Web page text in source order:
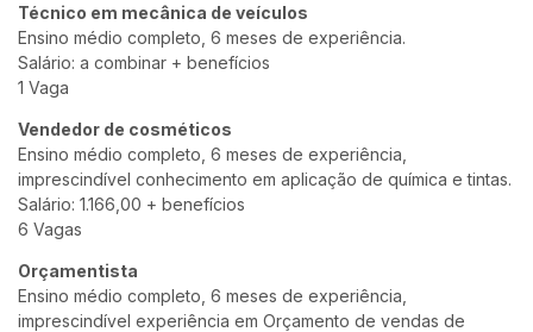
Técnico em mecânica de veículos
Ensino médio completo, 6 meses de experiência.
Salário: a combinar + benefícios
1 Vaga
Vendedor de cosméticos
Ensino médio completo, 6 meses de experiência,
imprescindível conhecimento em aplicação de química e tintas.
Salário: 1.166,00 + benefícios
6 Vagas
Orçamentista
Ensino médio completo, 6 meses de experiência,
imprescindível experiência em Orçamento de vendas de